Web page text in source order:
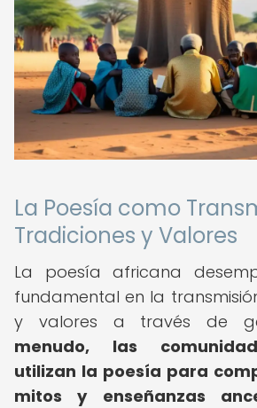
La Poesía como
Tradiciones y Valores
La poesía africana
fundamental en la
y valores a través de
menudo, las
utilizan la poesía para
mitos y enseñanzas